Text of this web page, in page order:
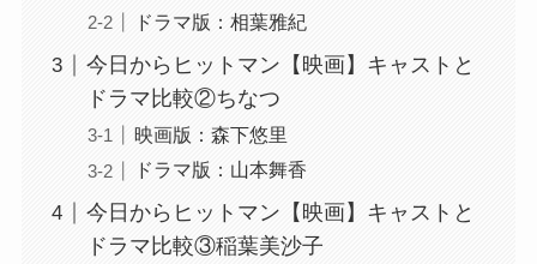
ドラマ版：相葉雅紀
今日からヒットマン【映画】キャストと
ドラマ比較②ちなつ
映画版：森下悠里
ドラマ版：山本舞香
今日からヒットマン【映画】キャストと
ドラマ比較③稲葉美沙子